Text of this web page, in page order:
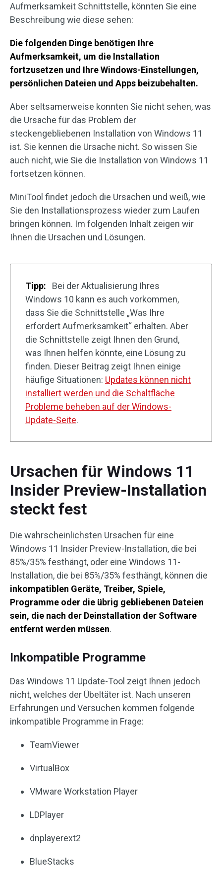
Aufmerksamkeit Schnittstelle, könnten Sie eine
Beschreibung wie diese sehen:
Die folgenden Dinge benötigen Ihre
Aufmerksamkeit, um die Installation
fortzusetzen und Ihre Windows-Einstellungen,
persönlichen Dateien und Apps beizubehalten.
Aber seltsamerweise konnten Sie nicht sehen, was
die Ursache für das Problem der
steckengebliebenen Installation von Windows 11
ist. Sie kennen die Ursache nicht. So wissen Sie
auch nicht, wie Sie die Installation von Windows 11
fortsetzen können.
MiniTool findet jedoch die Ursachen und weiß, wie
Sie den Installationsprozess wieder zum Laufen
bringen können. Im folgenden Inhalt zeigen wir
Ihnen die Ursachen und Lösungen.
Tipp:
Bei der Aktualisierung Ihres
Windows 10 kann es auch vorkommen,
dass Sie die Schnittstelle „Was Ihre
erfordert Aufmerksamkeit“ erhalten. Aber
die Schnittstelle zeigt Ihnen den Grund,
was Ihnen helfen könnte, eine Lösung zu
finden. Dieser Beitrag zeigt Ihnen einige
häufige Situationen: Updates können nicht
installiert werden und die Schaltfläche
Probleme beheben auf der Windows-
Update-Seite.
Ursachen für Windows 11
Insider Preview-Installation
steckt fest
Die wahrscheinlichsten Ursachen für eine
Windows 11 Insider Preview-Installation, die bei
85%/35% festhängt, oder eine Windows 11-
Installation, die bei 85%/35% festhängt, können die
inkompatiblen Geräte, Treiber, Spiele,
Programme oder die übrig gebliebenen Dateien
sein, die nach der Deinstallation der Software
entfernt werden müssen.
Inkompatible Programme
Das Windows 11 Update-Tool zeigt Ihnen jedoch
nicht, welches der Übeltäter ist. Nach unseren
Erfahrungen und Versuchen kommen folgende
inkompatible Programme in Frage:
TeamViewer
VirtualBox
VMware Workstation Player
LDPlayer
dnplayerext2
BlueStacks